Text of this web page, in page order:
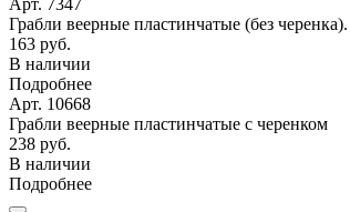
Грабли веерные пластинчатые (без черенка).
163 руб.
В наличии
Подробнее
Арт. 10668
Грабли веерные пластинчатые с черенком
238 руб.
В наличии
Подробнее